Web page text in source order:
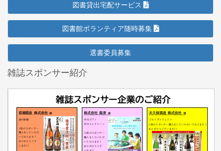
図書貸出宅配サービス
図書館ボランティア随時募集
選書委員募集
雑誌スポンサー紹介